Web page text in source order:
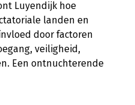
Luyendijk hoe
landen en
door factoren
veiligheid,
Een ontnuchterende